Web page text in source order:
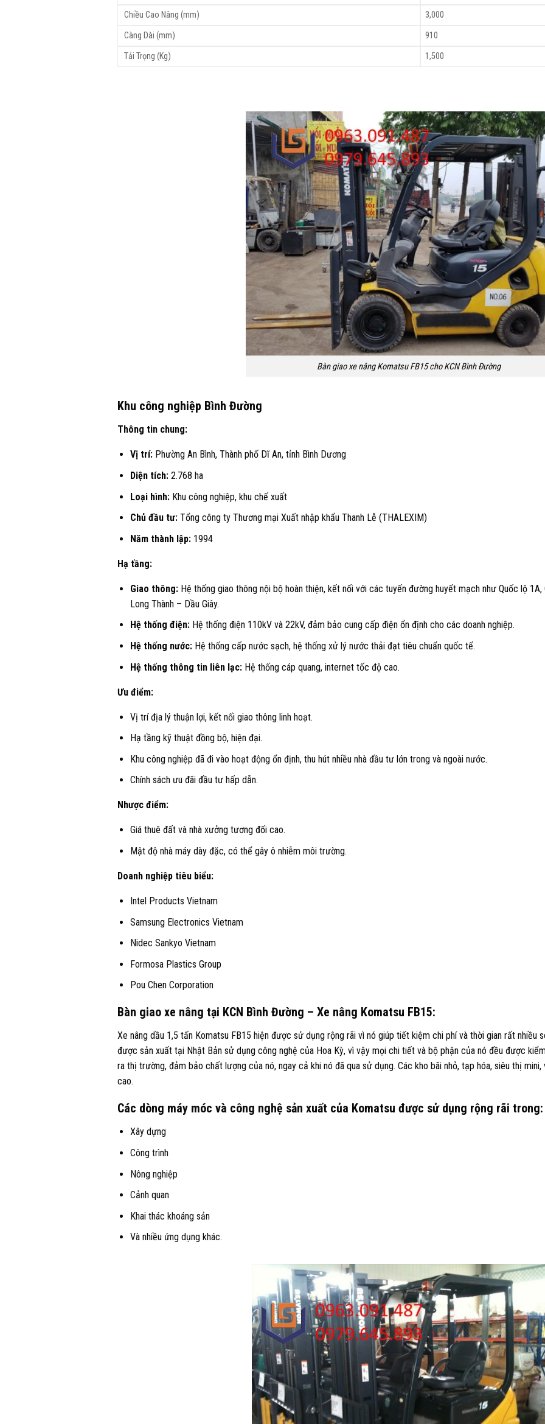
Chiều Cao Nâng (mm)
3,000
Càng Dài (mm)
910
Tải Trọng (Kg)
1,500
Bàn giao xe nâng Komatsu FB15 cho KCN Bình Đường
Khu công nghiệp Bình Đường
Thông tin chung:
Vị trí: Phường An Bình, Thành phố Dĩ An, tỉnh Bình Dương
Diện tích: 2.768 ha
Loại hình: Khu công nghiệp, khu chế xuất
Chủ đầu tư: Tổng công ty Thương mại Xuất nhập khẩu Thanh Lễ (THALEXIM)
Năm thành lập: 1994
Hạ tầng:
Giao thông: Hệ thống giao thông nội bộ hoàn thiện, kết nối với các tuyến đường huyết mạch như Quốc lộ
Long Thành – Dầu Giây.
Hệ thống điện: Hệ thống điện 110kV và 22kV, đảm bảo cung cấp điện ổn định cho các doanh nghiệp.
Hệ thống nước: Hệ thống cấp nước sạch, hệ thống xử lý nước thải đạt tiêu chuẩn quốc tế.
Hệ thống thông tin liên lạc: Hệ thống cáp quang, internet tốc độ cao.
Ưu điểm:
Vị trí địa lý thuận lợi, kết nối giao thông linh hoạt.
Hạ tầng kỹ thuật đồng bộ, hiện đại.
Khu công nghiệp đã đi vào hoạt động ổn định, thu hút nhiều nhà đầu tư lớn trong và ngoài nước.
Chính sách ưu đãi đầu tư hấp dẫn.
Nhược điểm:
Giá thuê đất và nhà xưởng tương đối cao.
Mật độ nhà máy dày đặc, có thể gây ô nhiễm môi trường.
Doanh nghiệp tiêu biểu:
Intel Products Vietnam
Samsung Electronics Vietnam
Nidec Sankyo Vietnam
Formosa Plastics Group
Pou Chen Corporation
Bàn giao xe nâng tại KCN Bình Đường – Xe nâng Komatsu FB15:
Xe nâng dầu 1,5 tấn Komatsu FB15 hiện được sử dụng rộng rãi vì nó giúp tiết kiệm chi phí và thời gian rất nhiều
được sản xuất tại Nhật Bản sử dụng công nghệ của Hoa Kỳ, vì vậy mọi chi tiết và bộ phận của nó đều được
ra thị trường, đảm bảo chất lượng của nó, ngay cả khi nó đã qua sử dụng. Các kho bãi nhỏ, tạp hóa, siêu thị
cao.
Các dòng máy móc và công nghệ sản xuất của Komatsu được sử dụng rộng rãi trong:
Xây dựng
Công trình
Nông nghiệp
Cảnh quan
Khai thác khoáng sản
Và nhiều ứng dụng khác.